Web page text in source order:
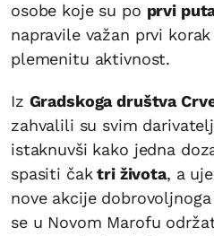
osobe koje su po prvi
napravile važan prvi
plemenitu aktivnost.
Iz Gradskoga društva
zahvalili su svim
istaknuvši kako jedna
spasiti čaktri života, a
nove akcije
se u Novom Marofu